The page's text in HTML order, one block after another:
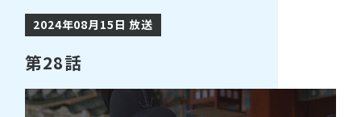
2024年08月15日 放送
第28話